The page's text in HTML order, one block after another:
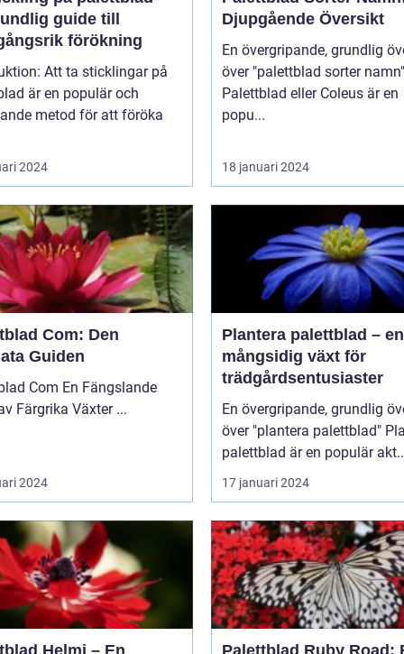
guide till
förökning
sticklingar på
är en populär och
metod för att föröka
2024
Djupgående Översikt
En övergripande, grundlig
över "palettblad sorter namn"
Palettblad eller Coleus är en
popu...
18 januari 2024
Com: Den
Guiden
En Fängslande
Värld av Färgrika Växter ...
2024
Plantera palettblad – en
mångsidig växt för
trädgårdsentusiaster
En övergripande, grundlig
över "plantera palettblad" Plantera
palettblad är en populär
17 januari 2024